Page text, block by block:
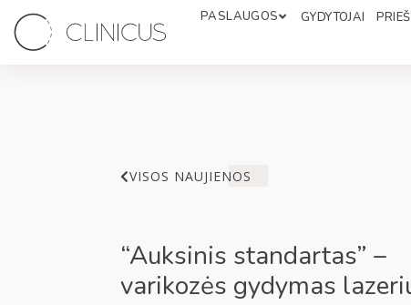
PASLAUGOS GYDYTOJAI
VISOS NAUJIENOS
“Auksinis standartas” –
varikozės gydymas